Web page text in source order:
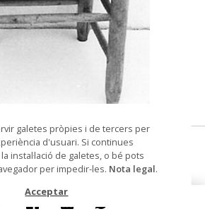
Terres de l'Ebre
de boba
faig
galetes pròpies i de tercers per
d'usuari. Si continues
instal·lació de galetes, o bé pots
per impedir-les. Nota legal.
Acceptar